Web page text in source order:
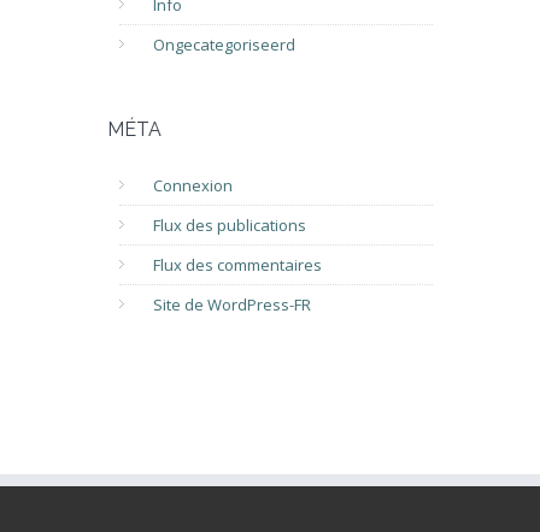
Info
Ongecategoriseerd
MÉTA
Connexion
Flux des publications
Flux des commentaires
Site de WordPress-FR